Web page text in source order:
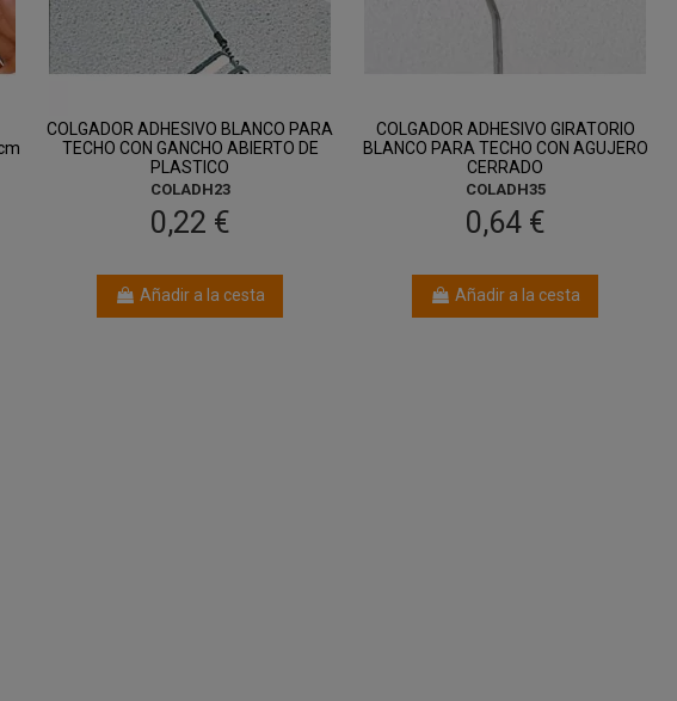
COLGADOR ADHESIVO BLANCO PARA
TECHO CON GANCHO ABIERTO DE
PLASTICO
COLADH23
0,22 €
Añadir a la cesta
COLGADOR ADHESIVO GIRATORIO
BLANCO PARA TECHO CON AGUJERO
CERRADO
COLADH35
0,64 €
Añadir a la cesta